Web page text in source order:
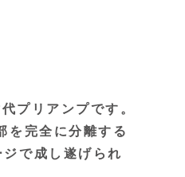
プリアンプです。
を完全に分離する
で成し遂げられ